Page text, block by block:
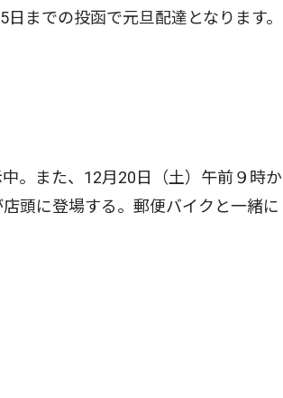
までの投函で元旦配達となります。
。また、12月20日（土）午前９時か
頭に登場する。郵便バイクと一緒に